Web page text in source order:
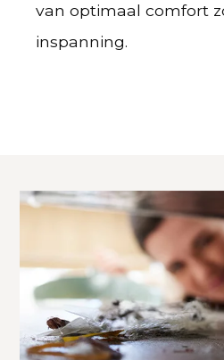
van optimaal comfort
inspanning.